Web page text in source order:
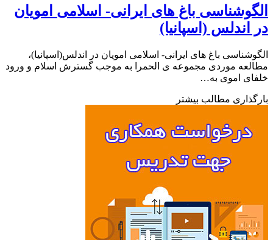
باغ های ایرانی- اسلامی امویان
(اسپانیا)
باغ های ایرانی- اسلامی امویان در اندلس(اسپانیا)،
موردی مجموعه ی الحمرا به موجب گسترش اسلام و ورود
اموی به…
مطالب بیشتر